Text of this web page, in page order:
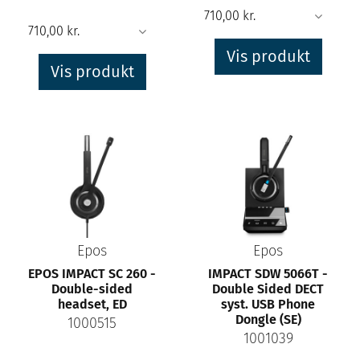
Vis produkt
Vis produkt
Epos
EPOS IMPACT SC 260 -
Double-sided
headset, ED
1000515
Epos
IMPACT SDW 5066T -
Double Sided DECT
syst. USB Phone
Dongle (SE)
1001039